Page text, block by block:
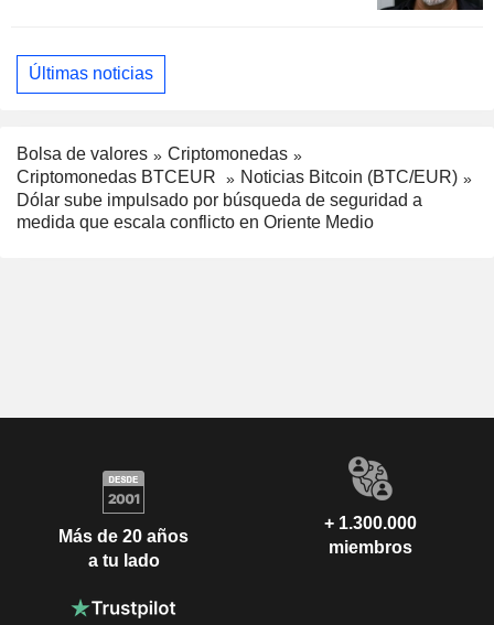
Últimas noticias
Bolsa de valores
Criptomonedas
Criptomonedas BTCEUR
Noticias Bitcoin (BTC/EUR)
Dólar sube impulsado por búsqueda de seguridad a
medida que escala conflicto en Oriente Medio
Más de 20 años
a tu lado
+ 1.300.000
miembros